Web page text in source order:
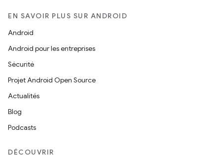
EN SAVOIR PLUS SUR ANDROID
Android
Android pour les entreprises
Sécurité
Projet Android Open Source
Actualités
Blog
Podcasts
DÉCOUVRIR